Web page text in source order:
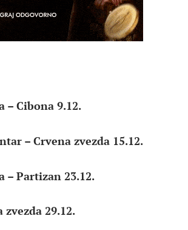
– Cibona 9.12.
– Crvena zvezda 15.12.
– Partizan 23.12.
zvezda 29.12.